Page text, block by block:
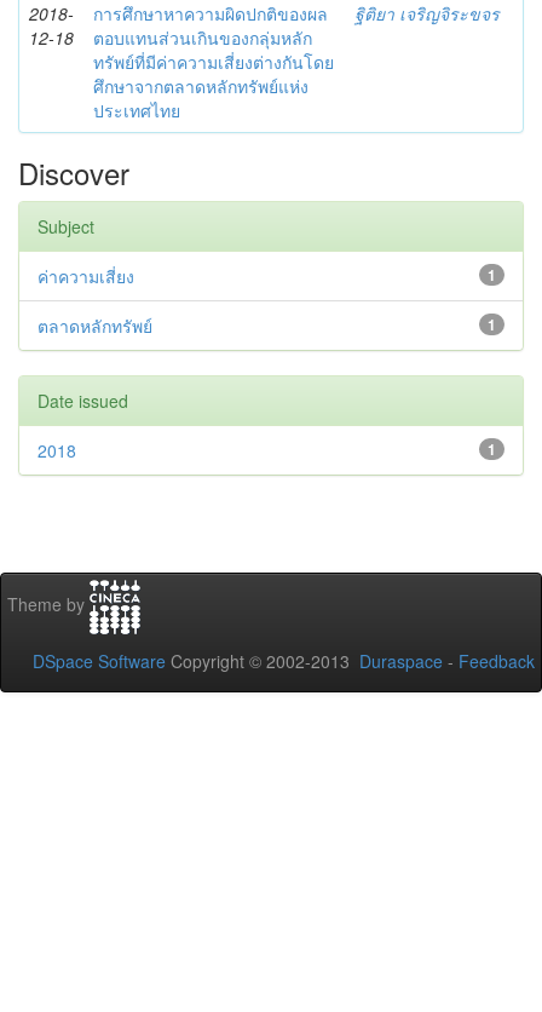
2018-
12-18
การศึกษาหาความผิดปกติของผล
ตอบแทนส่วนเกินของกลุ่มหลัก
ทรัพย์ที่มีค่าความเสี่ยงต่างกันโดย
ศึกษาจากตลาดหลักทรัพย์แห่ง
ประเทศไทย
ฐิติยา เจริญจิระขจร
Discover
Subject
1
ค่าความเสี่ยง
1
ตลาดหลักทรัพย์
Date issued
1
2018
Theme by
DSpace Software Copyright © 2002-2013 Duraspace - Feedback